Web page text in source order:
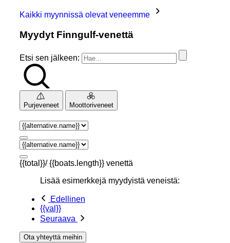
Kaikki myynnissä olevat veneemme
Myydyt Finngulf-venettä
Etsi sen jälkeen:
Purjeveneet Moottoriveneet
{{total}}/ {{boats.length}} venettä
Lisää esimerkkejä myydyistä veneistä:
Edellinen
{{val}}
Seuraava
Ota yhteyttä meihin